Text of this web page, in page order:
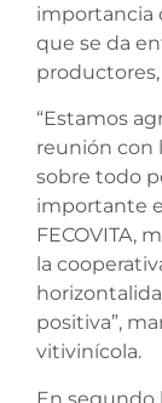
importancia
que se da
“Estamos
reunión con
sobre todo
importante
FECOVITA,
la
positiva”,
vitivinícola.
En segundo